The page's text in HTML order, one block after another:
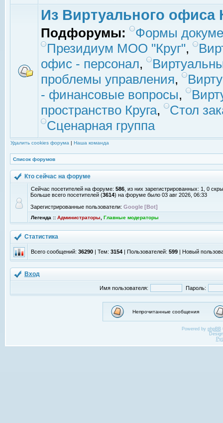
Из Виртуального офиса
Подфорумы:
Формы
Президиум МОО "Круг",
офис - персонал,
проблемы управления,
- финансовые вопросы,
пространство Круга,
Стол
Сценарная группа
Удалить cookies форума | Наша команда
Список форумов
Кто сейчас на форуме
Сейчас посетителей на форуме: 586 , из них зарегистрированных: 1, 0
Больше всего посетителей (3614) на форуме было 03 авг 2026, 06:33
Зарегистрированные пользователи: Google [Bot]
Легенда :: Администраторы Главные модераторы
Статистика
Всего сообщений: 36290 | Тем: 3154 | Пользователей: 599 | Новый
Вход
Имя пользователя: Пароль:
Непрочитанные сообщения
Powered by phpBB